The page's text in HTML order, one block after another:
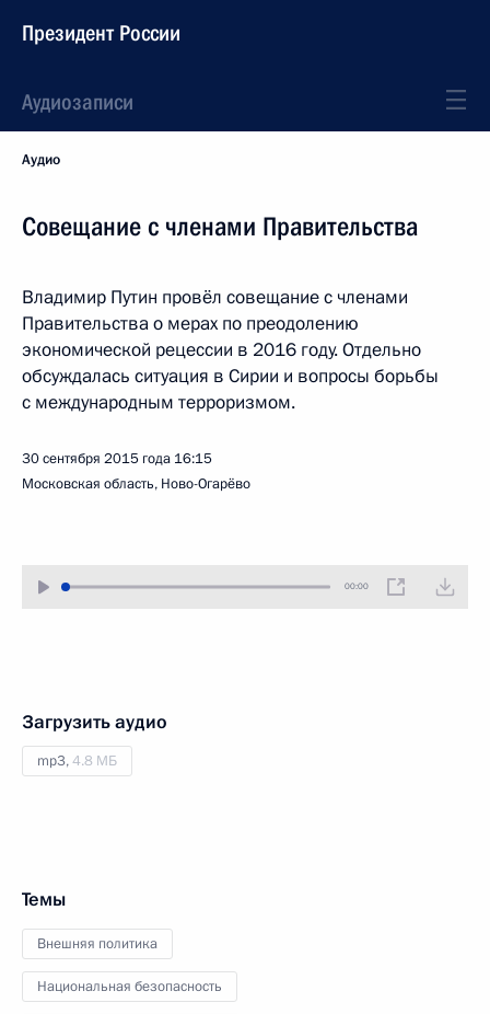
Президент России
Аудиозаписи
Аудио
Совещание с членами Правительства
Владимир Путин провёл совещание с членами
Правительства о мерах по преодолению
экономической рецессии в 2016 году. Отдельно
обсуждалась ситуация в Сирии и вопросы борьбы
с международным терроризмом.
30 сентября 2015 года 16:15
Московская область, Ново-Огарёво
00:00
Загрузить аудио
mp3,4.8 МБ
Темы
Внешняя политика
Национальная безопасность